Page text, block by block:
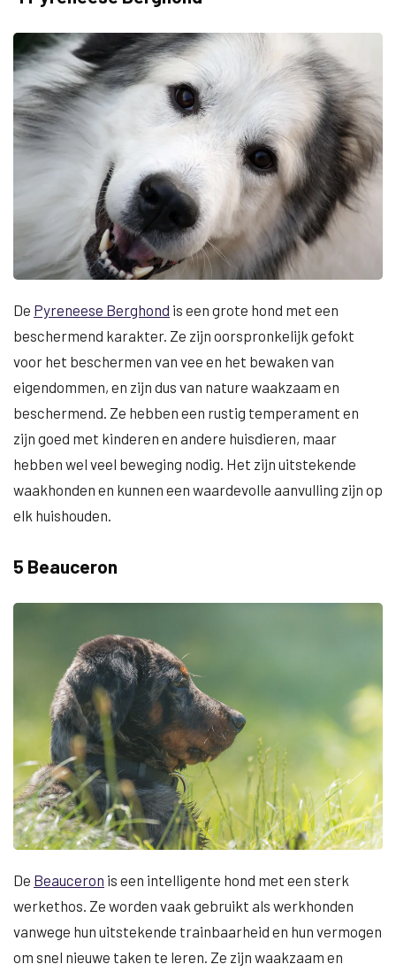
De Pyreneese Berghond is een grote hond met een
beschermend karakter. Ze zijn oorspronkelijk gefokt
voor het beschermen van vee en het bewaken van
eigendommen, en zijn dus van nature waakzaam en
beschermend. Ze hebben een rustig temperament en
zijn goed met kinderen en andere huisdieren, maar
hebben wel veel beweging nodig. Het zijn uitstekende
waakhonden en kunnen een waardevolle aanvulling zijn op
elk huishouden.
5 Beauceron
De Beauceron is een intelligente hond met een sterk
werkethos. Ze worden vaak gebruikt als werkhonden
vanwege hun uitstekende trainbaarheid en hun vermogen
om snel nieuwe taken te leren. Ze zijn waakzaam en